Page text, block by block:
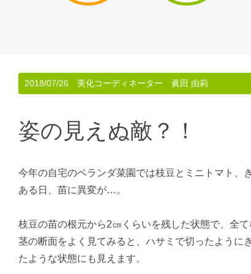
2018/07/26 美化コーディネーター 眞田 由莉
姿の見えぬ敵？！
今年の自宅のベランダ菜園では枝豆とミニトマト、
ある日、苗に異変が…。
枝豆の苗の根元から2㎝くらいを残した状態で、全て
茎の断面をよく見てみると、ハサミで切ったように
たような状態にも見えます。